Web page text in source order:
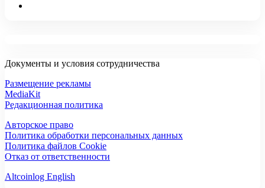
Документы и условия сотрудничества
Размещение рекламы
MediaKit
Редакционная политика
Авторское право
Политика обработки персональных данных
Политика файлов Cookie
Отказ от ответственности
Altcoinlog English